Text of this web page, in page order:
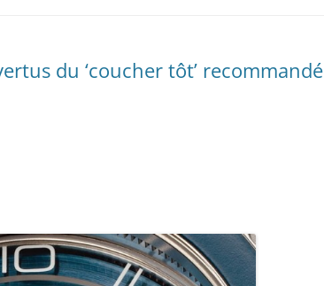
du ‘coucher tôt’ recommandé